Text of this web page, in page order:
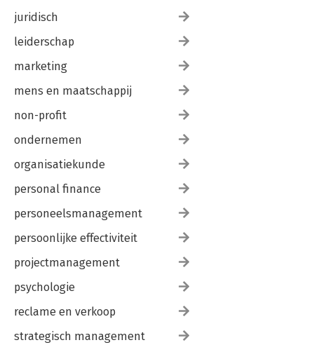
juridisch
leiderschap
marketing
mens en maatschappij
non-profit
ondernemen
organisatiekunde
personal finance
personeelsmanagement
persoonlijke effectiviteit
projectmanagement
psychologie
reclame en verkoop
strategisch management